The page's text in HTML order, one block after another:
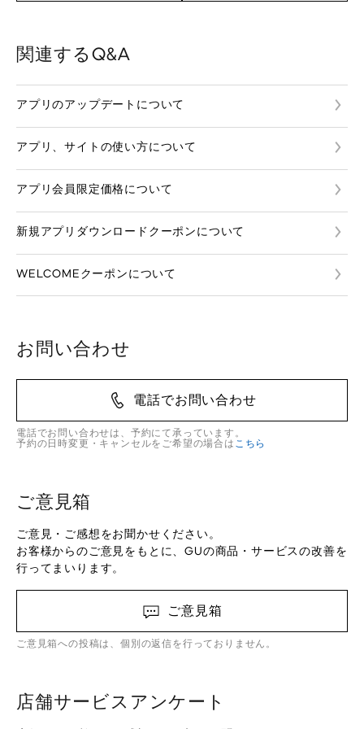
関連するQ&A
アプリのアップデートについて
アプリ、サイトの使い方について
アプリ会員限定価格について
新規アプリダウンロードクーポンについて
WELCOMEクーポンについて
お問い合わせ
電話でお問い合わせ
電話でお問い合わせは、予約にて承っています。
予約の日時変更・キャンセルをご希望の場合は こちら
ご意見箱
ご意見・ご感想をお聞かせください。
お客様からのご意見をもとに、GUの商品・サービスの改善を
行ってまいります。
ご意見箱
ご意見箱への投稿は、個別の返信を行っておりません。
店舗サービスアンケート